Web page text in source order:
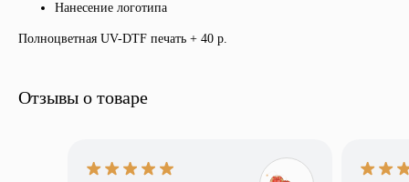
Нанесение логотипа
Полноцветная UV-DTF печать + 40 р.
Отзывы о товаре
Заполните форму или свяжитесь